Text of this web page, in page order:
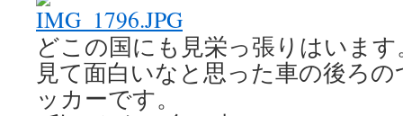
どこの国にも見栄っ張りはいま
見て面白いなと思った車の後ろ
ッカーです。